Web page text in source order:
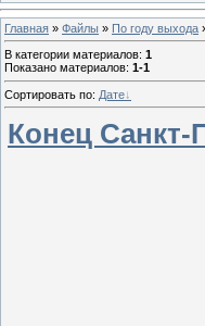
Главная » Файлы » По году выхода
В категории материалов: 1
Показано материалов: 1-1
Сортировать по: Дате
Конец Санкт-